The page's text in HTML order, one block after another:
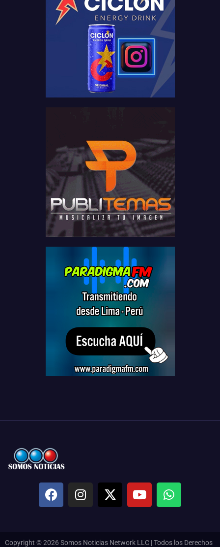
Copyright © 2026 Somos Noticias Network LLC | Todos los Derechos